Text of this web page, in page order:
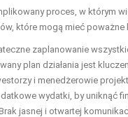
proces, w którym
które mogą mieć
zaplanowanie
plan działania jest
i menedżerowie
wydatki, by uniknąć
jasnej i otwartej